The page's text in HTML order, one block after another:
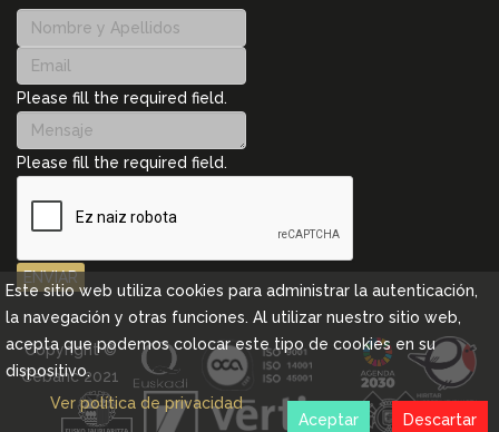
Please fill the required field.
Please fill the required field.
ENVIAR
Copyright ©
Cebanc 2021
Este sitio web utiliza cookies para administrar la autenticación,
la navegación y otras funciones. Al utilizar nuestro sitio web,
acepta que podemos colocar este tipo de cookies en su
dispositivo.
Ver política de privacidad
Descartar
Aceptar